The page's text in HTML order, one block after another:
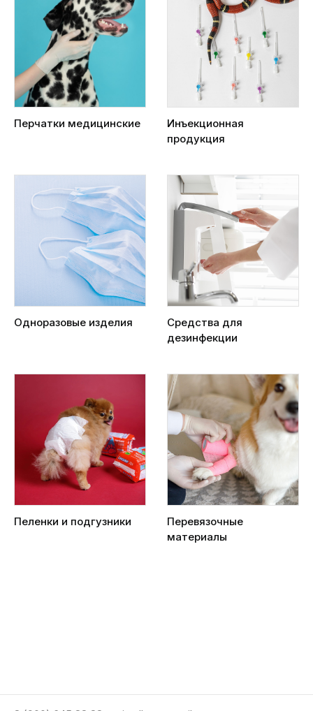
Перчатки медицинские
Инъекционная
продукция
Одноразовые изделия
Средства для
дезинфекции
Пеленки и подгузники
Перевязочные
материалы